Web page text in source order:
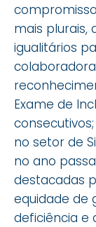
mais plurais,
igualitários
Exame de
no setor de
no ano
destacadas
equidade de
deficiência e